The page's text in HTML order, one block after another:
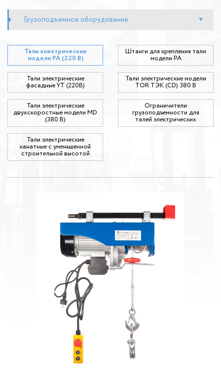
Грузоподъемное оборудование
Тали электрические
модели РА (220 В)
Штанги для крепления тали
модели РА
Тали электрические
фасадные YT (220В)
Тали электрические модели
TOR ТЭК (CD) 380 В
Тали электрические
двухскоростные модели MD
(380 В)
Ограничители
грузоподъемности для
талей электрических
Тали электрические
канатные с уменьшенной
строительной высотой